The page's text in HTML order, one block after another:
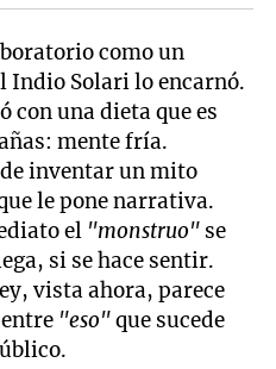
como un
Indio Solari lo encarnó.
con una dieta que es
mente fría.
inventar un mito
le pone narrativa.
el "monstruo" se
si se hace sentir.
vista ahora, parece
"eso"que sucede